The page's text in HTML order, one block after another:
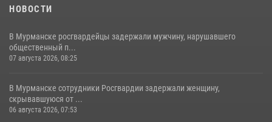
НОВОСТИ
В Мурманске росгвардейцы задержали мужчину, нарушавшего
общественный п...
07 августа 2026, 08:25
В Мурманске сотрудники Росгвардии задержали женщину,
скрывавшуюся от ...
06 августа 2026, 07:53